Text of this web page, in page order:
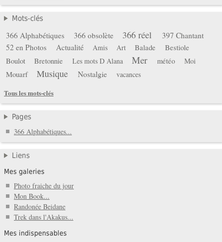
Mots-clés
366 Alphabétiques 366 obsolète 366 réel
397 Chantant
52 en Photos
Actualité Amis Art Balade
Bestiole
Boulot
Bretonnie Les mots D Alana Mer météo Moi
Mouarf Musique Nostalgie
vacances
Tous les mots-clés
Pages
366 Alphabétiques...
Liens
Mes galeries
Photo fraiche du jour
Mon Book...
Randonée Beidane
Trek dans l'Akakus...
Mes indispensables